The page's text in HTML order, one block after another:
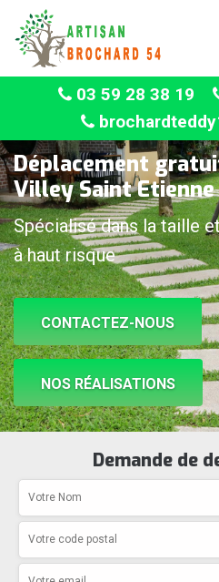
03 59 28 38 19
Déplacement
Villey Saint
Spécialisé dans la taille
à haut risque
CONTACTEZ-NOUS
NOS RÉALISATIONS
Demande de